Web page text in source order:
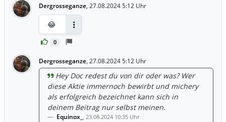
Dergrosseganze, 27.08.2024 5:12 Uhr
0
😂
Dergrosseganze, 27.08.2024 5:12 Uhr
Hey Doc redest du von dir oder was? Wer
diese Aktie immernoch bewirbt und michery
als erfolgreich bezeichnet kann sich in
deinem Beitrag nur selbst meinen.
Equinox_ , 23.08.2024 10:35 Uhr